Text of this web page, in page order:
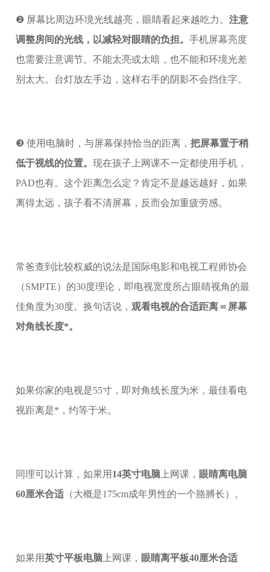
❷ 屏幕比周边环境光线越亮，眼睛看起来越吃力。注意
调整房间的光线，以减轻对眼睛的负担。手机屏幕亮度
也需要注意调节。不能太亮或太暗，也不能和环境光差
别太大。台灯放左手边，这样右手的阴影不会挡住字。
❸ 使用电脑时，与屏幕保持恰当的距离，把屏幕置于稍
低于视线的位置。现在孩子上网课不一定都使用手机，
PAD也有。这个距离怎么定？肯定不是越远越好，如果
离得太远，孩子看不清屏幕，反而会加重疲劳感。
常爸查到比较权威的说法是国际电影和电视工程师协会
（SMPTE）的30度理论，即电视宽度所占眼睛视角的最
佳角度为30度。换句话说，观看电视的合适距离＝屏幕
对角线长度*。
如果你家的电视是55寸，即对角线长度为米，最佳看电
视距离是*，约等于米。
同理可以计算，如果用 14英寸电脑 上网课， 眼睛离电脑
60厘米合适 （大概是175cm成年男性的一个胳膊长）。
如果用英寸平板电脑 上网课， 眼睛离平板40厘米合适